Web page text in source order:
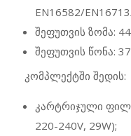
EN16582/
შეფუთვის ზომა:
შეფუთვის წონა:
კომპლექტში შედის:
კარტრიჯული
220-240V, 29W);